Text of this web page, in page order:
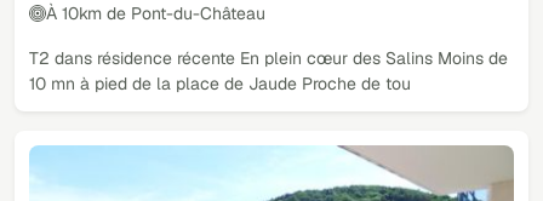
À 10km de Pont-du-Château
T2 dans résidence récente En plein cœur des Salins Moins de
10 mn à pied de la place de Jaude Proche de tou